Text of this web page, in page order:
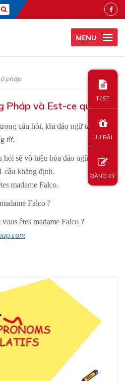
MENU
pháp
và Est-ce que
câu hỏi, khi đảo ngữ ta thêm
từ.
hỏi sẽ vô hiệu hóa đảo ngữ, khi đó
câu khẳng định.
madame Falco.
madame Falco ?
vous êtes madame Falco ?
TEST
ƯU ĐÃI
ĐĂNG KÝ